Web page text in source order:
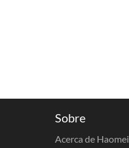
Sobre
Acerca de Haomei